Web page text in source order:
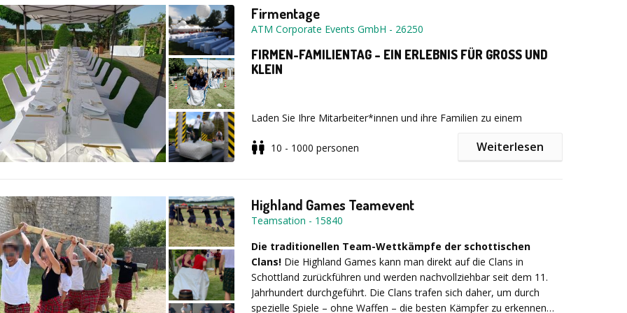
Gerne stellen wir in einem persönlichen Gespräch ein
maßgeschneidertes Programm für Sie zusammen!
Firmentage
ATM Corporate Events GmbH - 26250
FIRMEN-FAMILIENTAG – EIN ERLEBNIS FÜR GROSS UND
KLEIN
Laden Sie Ihre Mitarbeiter*innen und ihre Familien zu einem
besonderen Tag, der Kinderaugen zum Leuchten bringt und Eltern
Ihr Familientag ist bei uns in besten Händen – und das
Programm kann ganz nach Ihren Wünschen gestaltet
werden.
Beispiele für mögliche Aktivitäten:
10 - 1000 personen Weiterlesen
Highland Games Teamevent
Teamsation - 15840
Die traditionellen Team-Wettkämpfe der schottischen
Clans! Die Highland Games kann man direkt auf die Clans in
Schottland zurückführen und werden nachvollziehbar seit dem 11.
Jahrhundert durchgeführt. Die Clans trafen sich daher, um durch
spezielle Spiele – ohne Waffen – die besten Kämpfer zu erkennen